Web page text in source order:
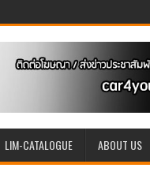
LIM-CATALOGUE ABOUT US